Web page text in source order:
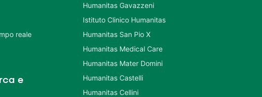
reale
e
Humanitas Gavazzeni
Istituto Clinico Humanitas
Humanitas San Pio X
Humanitas Medical Care
Humanitas Mater Domini
Humanitas Castelli
Humanitas Cellini